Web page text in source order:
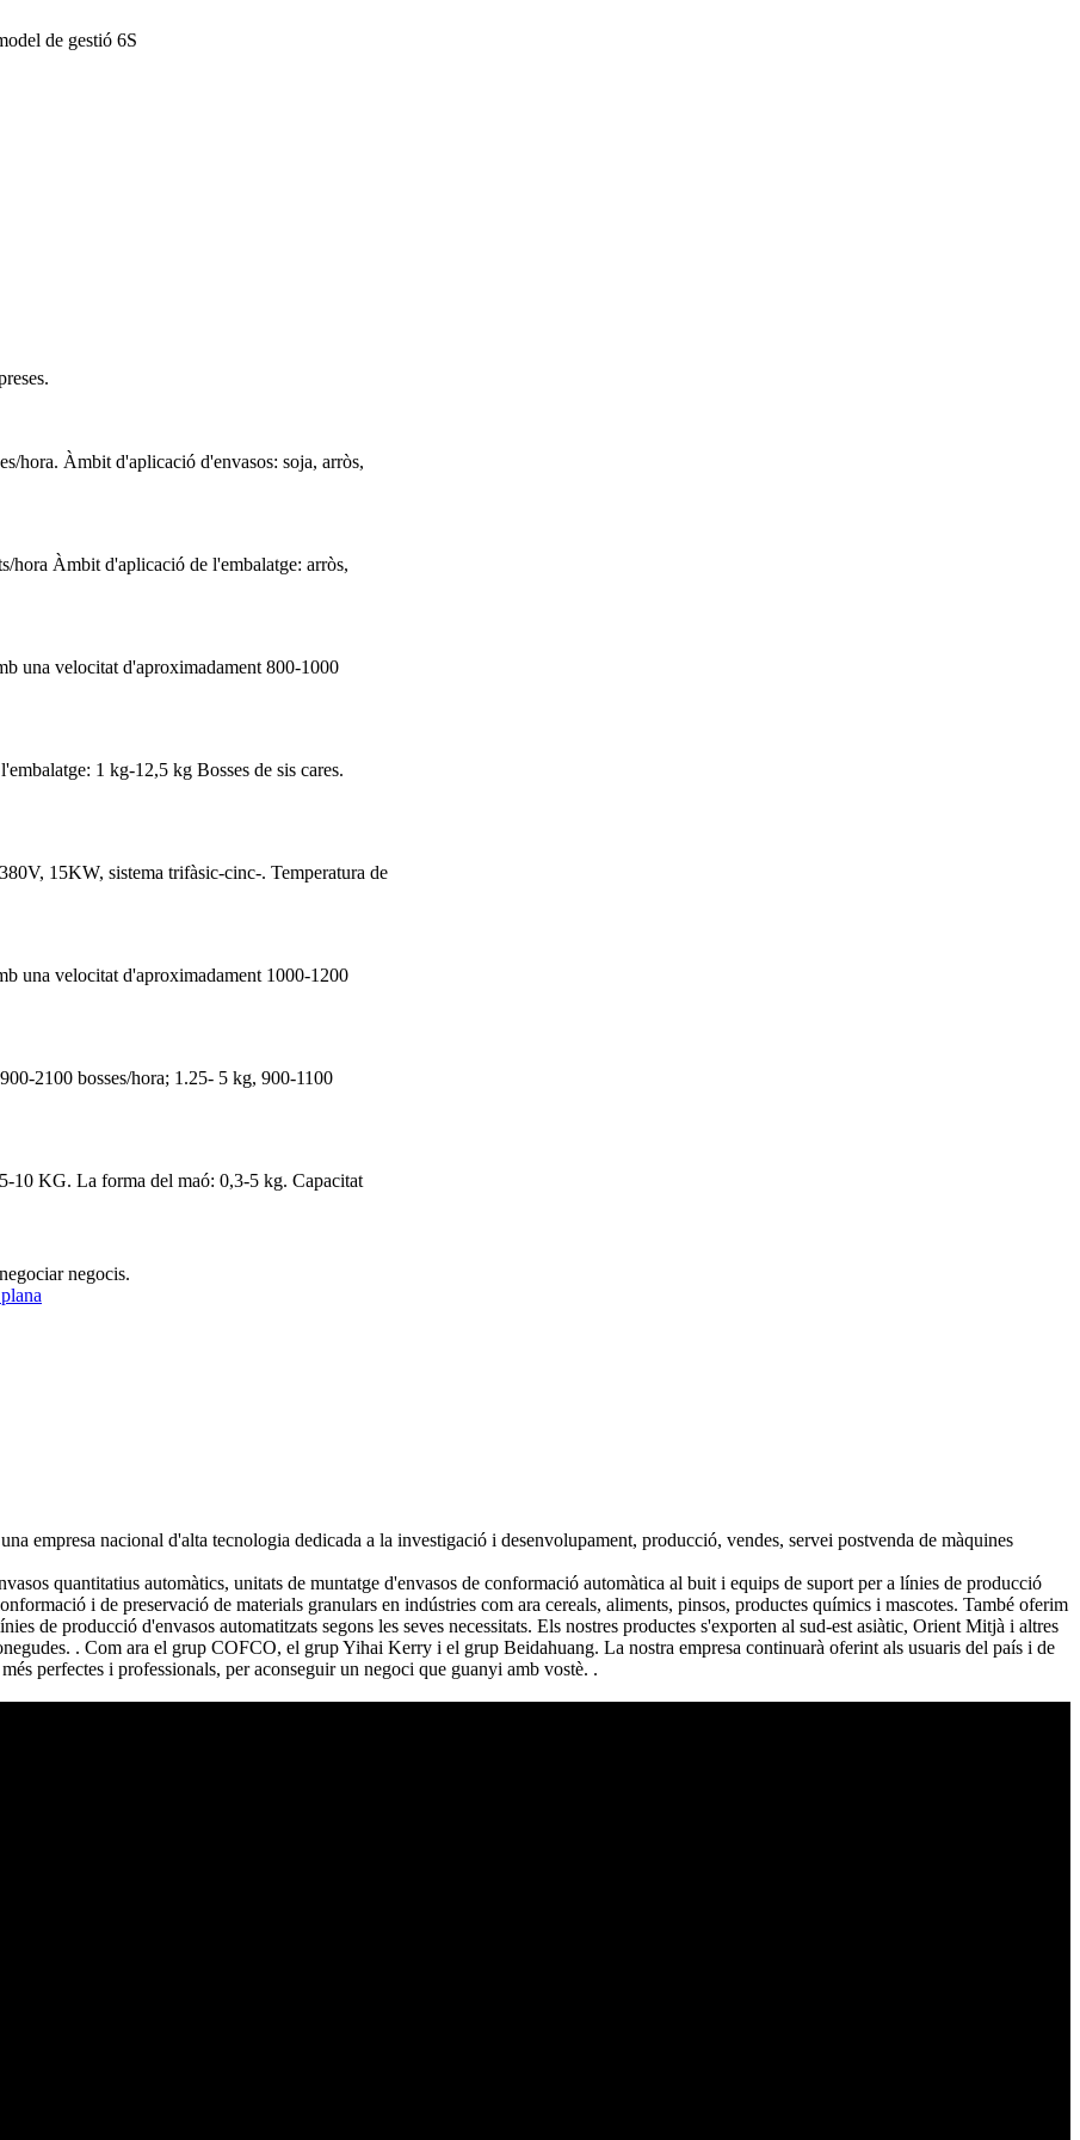
de gestió 6S
hora. Àmbit d'aplicació d'envasos: soja, arròs,
hora Àmbit d'aplicació de l'embalatge: arròs,
una velocitat d'aproximadament 800-1000
1 kg-12,5 kg Bosses de sis cares.
15KW, sistema trifàsic-cinc-. Temperatura de
una velocitat d'aproximadament 1000-1200
2100 bosses/hora; 1.25- 5 kg, 900-1100
10 KG. La forma del maó: 0,3-5 kg. Capacitat
negocis.
empresa nacional d'alta tecnologia dedicada a la investigació i desenvolupament, producció, vendes, servei postvenda de màquines
quantitatius automàtics, unitats de muntatge d'envasos de conformació automàtica al buit i equips de suport per a línies de producció
i de preservació de materials granulars en indústries com ara cereals, aliments, pinsos, productes químics i mascotes. També oferim
de producció d'envasos automatitzats segons les seves necessitats. Els nostres productes s'exporten al sud-est asiàtic, Orient Mitjà i altres
. Com ara el grup COFCO, el grup Yihai Kerry i el grup Beidahuang. La nostra empresa continuarà oferint als usuaris del país i de
perfectes i professionals, per aconseguir un negoci que guanyi amb vostè. .